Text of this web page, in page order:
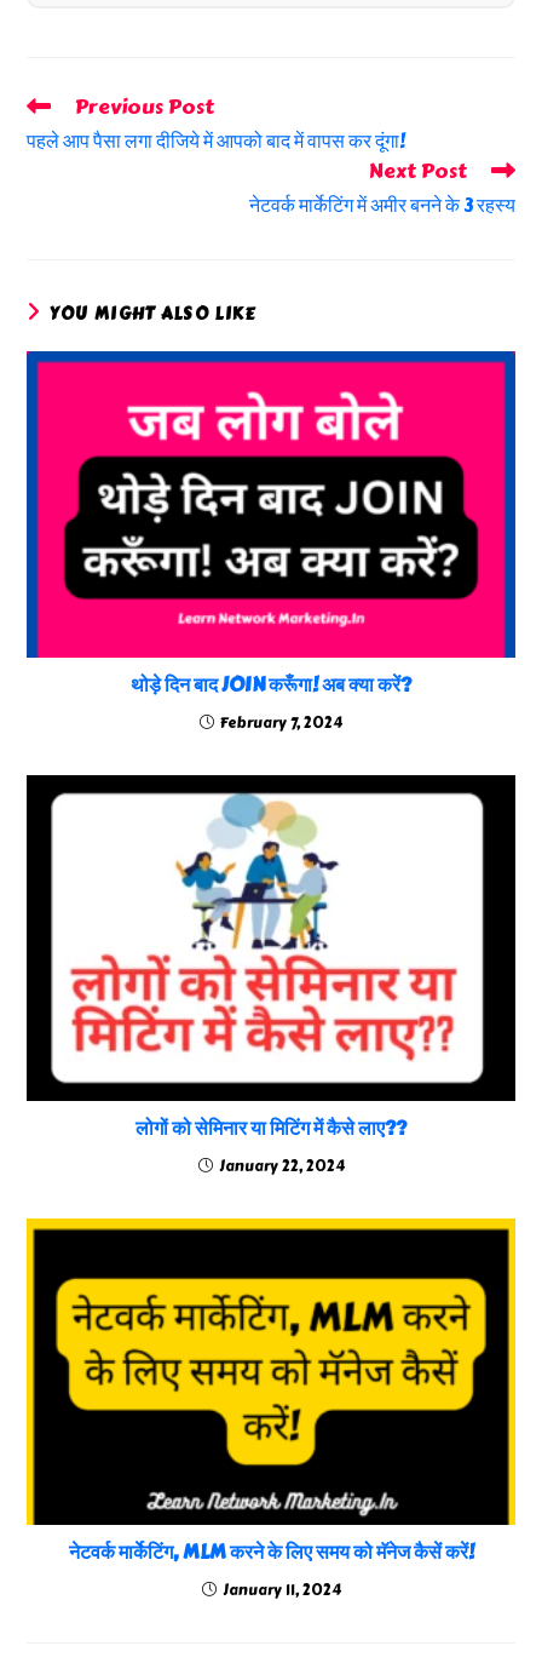
Read
More
Articles
Previous Post
पहले आप पैसा लगा दीजिये में आपको बाद में वापस कर दूंगा!
Next Post
नेटवर्क मार्केटिंग में अमीर बनने के 3 रहस्य
YOU MIGHT ALSO LIKE
थोड़े दिन बाद JOIN करूँगा! अब क्या करें?
February 7, 2024
लोगों को सेमिनार या मिटिंग में कैसे लाए??
January 22, 2024
नेटवर्क मार्केटिंग, MLM करने के लिए समय को मॅनेज कैसें करें!
January 11, 2024